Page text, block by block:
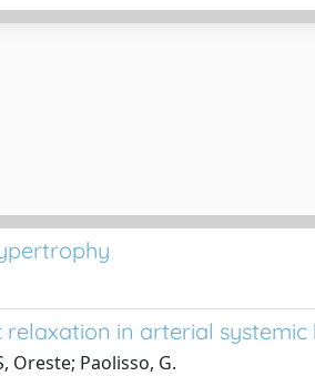
in arterial systemic
Oreste; Paolisso, G.